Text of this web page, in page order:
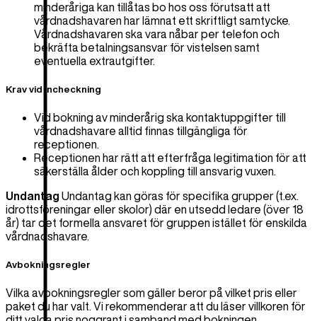
minderåriga kan tillåtas bo hos oss förutsatt att
vårdnadshavaren har lämnat ett skriftligt samtycke.
Vårdnadshavaren ska vara nåbar per telefon och
bekräfta betalningsansvar för vistelsen samt
eventuella extrautgifter.
Krav vid incheckning
Vid bokning av minderårig ska kontaktuppgifter till
vårdnadshavare alltid finnas tillgängliga för
receptionen.
Receptionen har rätt att efterfråga legitimation för att
säkerställa ålder och koppling till ansvarig vuxen.
Undantag Undantag kan göras för specifika grupper (t.ex.
idrottsföreningar eller skolor) där en utsedd ledare (över 18
år) tar det formella ansvaret för gruppen istället för enskilda
vårdnadshavare.
Avbokningsregler
Vilka avbokningsregler som gäller beror på vilket pris eller
paket du har valt. Vi rekommenderar att du läser villkoren för